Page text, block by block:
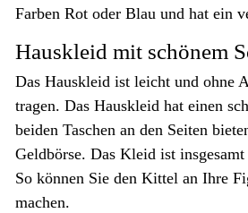
Farben Rot oder Blau und hat ein
Hauskleid mit schönem
Das Hauskleid ist leicht und ohne
tragen. Das Hauskleid hat einen
beiden Taschen an den Seiten
Geldbörse. Das Kleid ist
So können Sie den Kittel an Ihre
machen.